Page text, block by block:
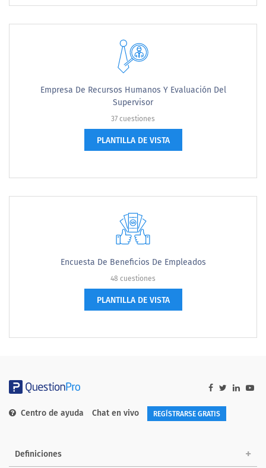
Empresa De Recursos Humanos Y Evaluación Del
Supervisor
37 cuestiones
PLANTILLA DE VISTA
Encuesta De Beneficios De Empleados
48 cuestiones
PLANTILLA DE VISTA
Centro de ayuda Chat en vivo REGÍSTRARSE GRATIS
Definiciones